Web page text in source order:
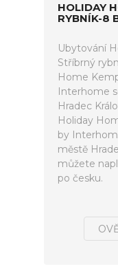
HOLIDAY
RYBNÍK-8
Ubytování
Stříbrný
Home
Interhome
Hradec
Holiday
by
městě
můžete
po česku.